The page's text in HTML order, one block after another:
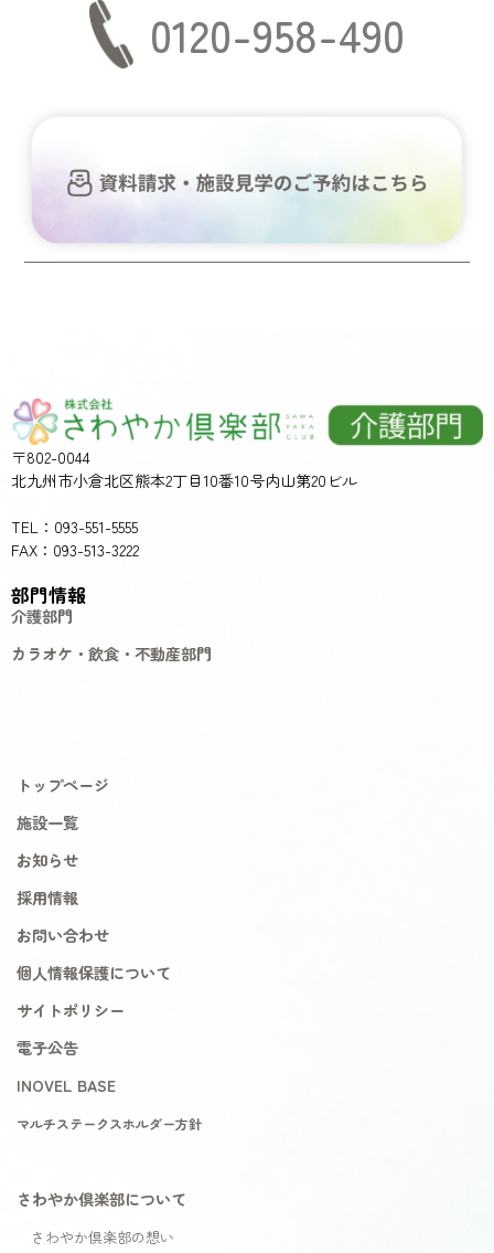
0120-958-490
〒802-0044
北九州市小倉北区熊本2丁目10番10号内山第20ビル
TEL：093-551-5555
FAX：093-513-3222
部門情報
介護部門
カラオケ・飲食・不動産部門
トップページ
施設一覧
お知らせ
採用情報
お問い合わせ
個人情報保護について
サイトポリシー
電子公告
INOVEL BASE
マルチステークスホルダー方針
さわやか倶楽部について
さわやか倶楽部の想い